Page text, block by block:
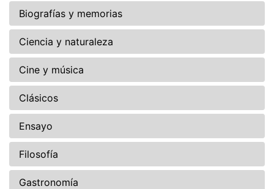
Biografías y memorias
Ciencia y naturaleza
Cine y música
Clásicos
Ensayo
Filosofía
Gastronomía